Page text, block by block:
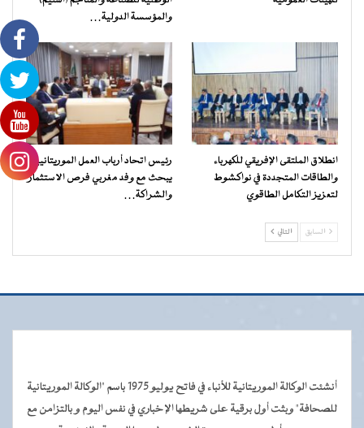
والمؤسسة الدولية…
انطلاق الملتقى الإفريقي للكهرباء
والطاقات المتجددة في نواكشوط
لتعزيز التكامل الطاقوي
رئيس اتحاد أرباب العمل الموريتانيين
يبحث مع وفد مغربي فرص الاستثمار
والشراكة…
السابق التالي
أنشئت الوكالة الموريتانية للأنباء في فاتح يوليو 1975 باسم "الوكالة الموريتانية
للصحافة" وبثت أول برقية على شريطها الإخباري في نفس اليوم و بالتزامن مع